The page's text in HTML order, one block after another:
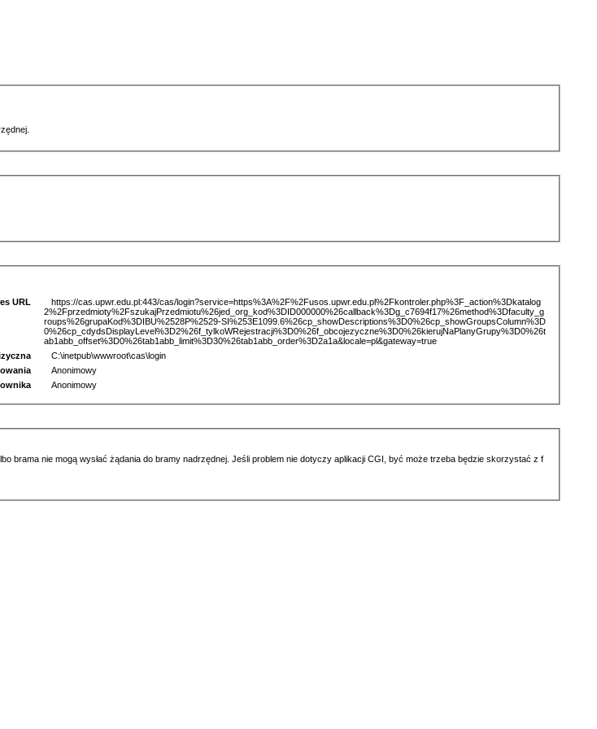
URL
https://cas.upwr.edu.pl:443/cas/login?service=https%3A%2F%2Fusos.upwr.edu.pl%2Fkontroler.php%3F_action%3Dkatalog
2%2Fprzedmioty%2FszukajPrzedmiotu%26jed_org_kod%3DID000000%26callback%3Dg_c7694f17%26method%3Dfaculty_g
roups%26grupaKod%3DIBU%2528P%2529-SI%253E1099.6%26cp_showDescriptions%3D0%26cp_showGroupsColumn%3D
0%26cp_cdydsDisplayLevel%3D2%26f_tylkoWRejestracji%3D0%26f_obcojezyczne%3D0%26kierujNaPlanyGrupy%3D0%26t
ab1abb_offset%3D0%26tab1abb_limit%3D30%26tab1abb_order%3D2a1a&locale=pl&gateway=true
C:\inetpub\wwwroot\cas\login
Anonimowy
Anonimowy
brama nie mogą wysłać żądania do bramy nadrzędnej. Jeśli problem nie dotyczy aplikacji CGI, być może trzeba będzie skorzystać z f